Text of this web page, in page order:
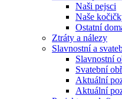
Naši pejsci
Naše
Ostatní
Ztráty a nálezy
Slavnostní a
Slavnostní
Svatební
Aktuální
Aktuální